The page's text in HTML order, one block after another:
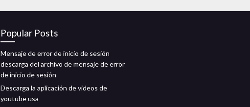
Popular Posts
Mensaje de error de inicio de sesión
descarga del archivo de mensaje de error
de inicio de sesión
Descarga la aplicación de videos de
youtube usa